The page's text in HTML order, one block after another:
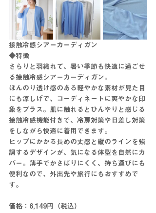
接触冷感シアーカーディガン
◆特徴
さらりと羽織れて、暑い季節も快適に過ごせ
る接触冷感シアーカーディガン。
ほんのり透け感のある軽やかな素材が見た目
にも涼しげで、コーディネートに爽やかな印
象をプラス。肌に触れるとひんやりと感じる
接触冷感機能付きで、冷房対策や日差し対策
をしながら快適に着用できます。
ヒップにかかる長めの丈感と縦のラインを強
調するデザインが、気になる体型を自然にカ
バー。薄手でかさばりにくく、持ち運びにも
便利なので、外出先や旅行にもおすすめで
す。
価格：6,149円（税込）